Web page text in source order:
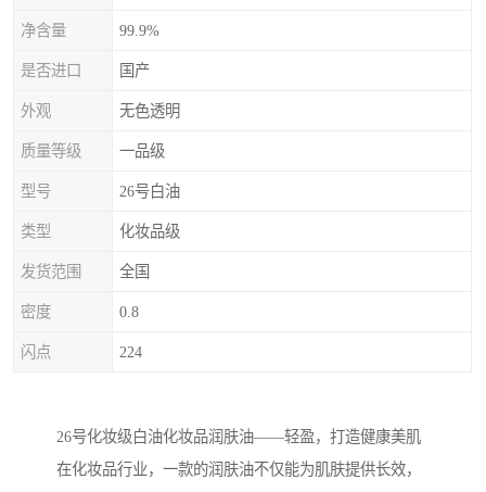
净含量 99.9%
是否进口 国产
外观 无色透明
质量等级 一品级
型号 26号白油
类型 化妆品级
发货范围 全国
密度 0.8
闪点 224
26号化妆级白油化妆品润肤油——轻盈，打造健康美肌
在化妆品行业，一款的润肤油不仅能为肌肤提供长效，